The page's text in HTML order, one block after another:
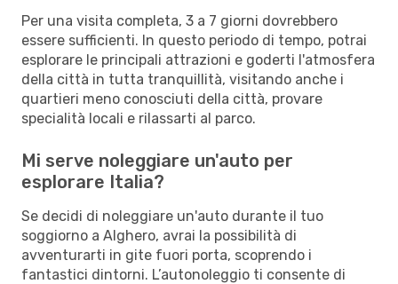
Per una visita completa, 3 a 7 giorni dovrebbero
essere sufficienti. In questo periodo di tempo, potrai
esplorare le principali attrazioni e goderti l'atmosfera
della città in tutta tranquillità, visitando anche i
quartieri meno conosciuti della città, provare
specialità locali e rilassarti al parco.
Mi serve noleggiare un'auto per
esplorare Italia?
Se decidi di noleggiare un'auto durante il tuo
soggiorno a Alghero, avrai la possibilità di
avventurarti in gite fuori porta, scoprendo i
fantastici dintorni. L’autonoleggio ti consente di